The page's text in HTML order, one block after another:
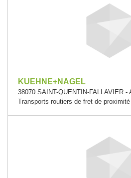
KUEHNE+NAGEL
38070 SAINT-QUENTIN-FALLAVIER -
Transports routiers de fret de proximité